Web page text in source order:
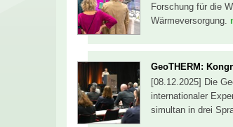
Forschung für die
Wärmeversorgung.
GeoTHERM:
[08.12.2025] Die
internationaler
simultan in drei